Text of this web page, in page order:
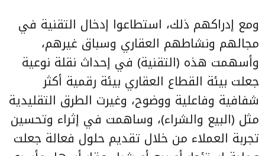
ومع إدراكهم ذلك، استطاعوا إدخال التقنية في
مجالهم ونشاطهم العقاري وسباق غيرهم،
وأسهمت هذه (التقنية) في إحداث نقلة نوعية
جعلت بيئة القطاع العقاري بيئة رقمية أكثر
شفافية وفاعلية ووضوح، وغيرت الطرق التقليدية
مثل (البيع والشراء)، وساهمت في إثراء وتحسين
تجربة العملاء من خلال تقديم حلول فعالة جعلت